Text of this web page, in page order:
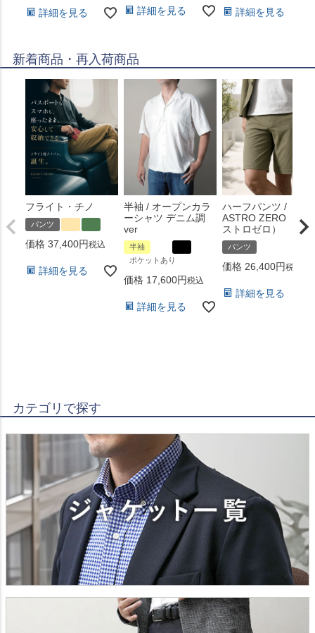
詳細を見る 詳細を見る 詳細を見る
新着商品・再入荷商品
フライト・チノ
パンツ
価格 37,400 税込
詳細を見る
半袖 / オープンカラ
ーシャツ デニム調
ver
半袖
ポケットあり
価格 17,600 税込
詳細を見る
ハーフパンツ /
ASTRO ZERO （ア
ストロゼロ）
パンツ
価格 26,400 税込
詳細を見る
カテゴリで探す